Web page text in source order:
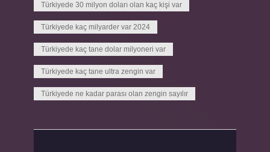
Türkiyede 30 milyon doları olan kaç kişi var
Türkiyede kaç milyarder var 2024
Türkiyede kaç tane dolar milyoneri var
Türkiyede kaç tane ultra zengin var
Türkiyede ne kadar parası olan zengin sayılır